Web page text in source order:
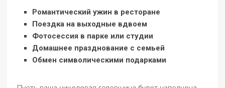
Романтический ужин в ресторане
Поездка на выходные вдвоем
Фотосессия в парке или студии
Домашнее празднование с семьей
Обмен символическими подарками